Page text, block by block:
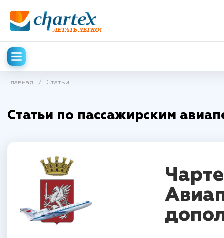
Главная / Статьи
Статьи по пассажирским